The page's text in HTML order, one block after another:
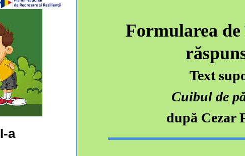
a
Formularea
Text
Cuibul de
după Cezar